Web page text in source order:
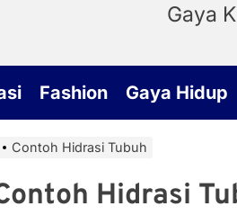
Gaya
Fashion Gaya Hidup
Contoh Hidrasi Tubuh
Hidrasi